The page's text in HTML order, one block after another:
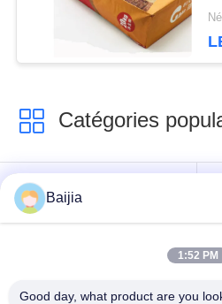
Catégories
Sacs en papier de
Multiwall Papier
d'emballage
Baijia
1:52 PM
Good day, what product are you